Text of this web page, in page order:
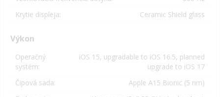
Krytie displeja:
Ceramic Shield glass
Výkon
Operačný
systém:
iOS 15, upgradable to iOS 16.5, planned
upgrade to iOS 17
Čipová sada:
Apple A15 Bionic (5 nm)